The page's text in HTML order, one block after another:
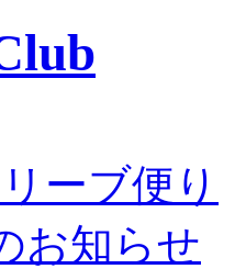
ーブ便り
お知らせ